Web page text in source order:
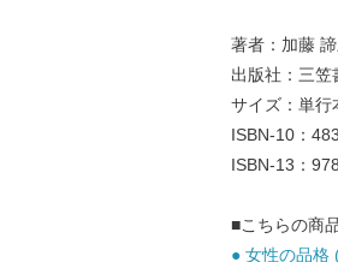
著者：加藤
出版社：三笠
サイズ：単行
ISBN-10：
ISBN-13：
■こちらの商
● 女性の品格